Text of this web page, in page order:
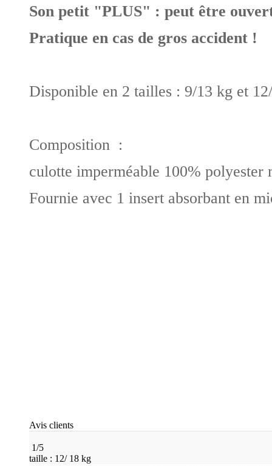
Son petit "PLUS" : peut être
Pratique en cas de gros accident !
Disponible en 2 tailles : 9/13 kg et
Composition :
culotte imperméable 100%
Fournie avec 1 insert absorbant en
Avis clients
1/5
taille : 12/ 18 kg